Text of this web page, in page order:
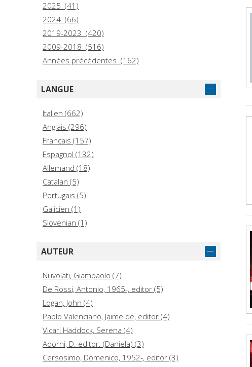
2025 (41)
2024 (66)
2019-2023 (420)
2009-2018 (516)
Années précédentes (162)
LANGUE
Italien (662)
Anglais (296)
Français (157)
Espagnol (132)
Allemand (18)
Catalan (5)
Portugais (5)
Galicien (1)
Slovenian (1)
AUTEUR
Nuvolati, Giampaolo (7)
De Rossi, Antonio, 1965-, editor (5)
Logan, John (4)
Pablo Valenciano, Jaime de, editor (4)
Vicari Haddock, Serena (4)
Adorni, D. editor. (Daniela) (3)
Cersosimo, Domenico, 1952-, editor (3)